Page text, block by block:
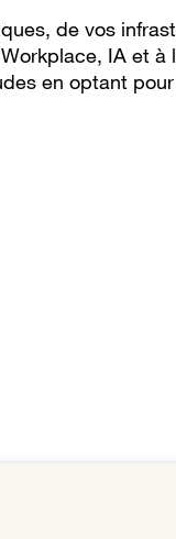
de vos
IA et à
en optant